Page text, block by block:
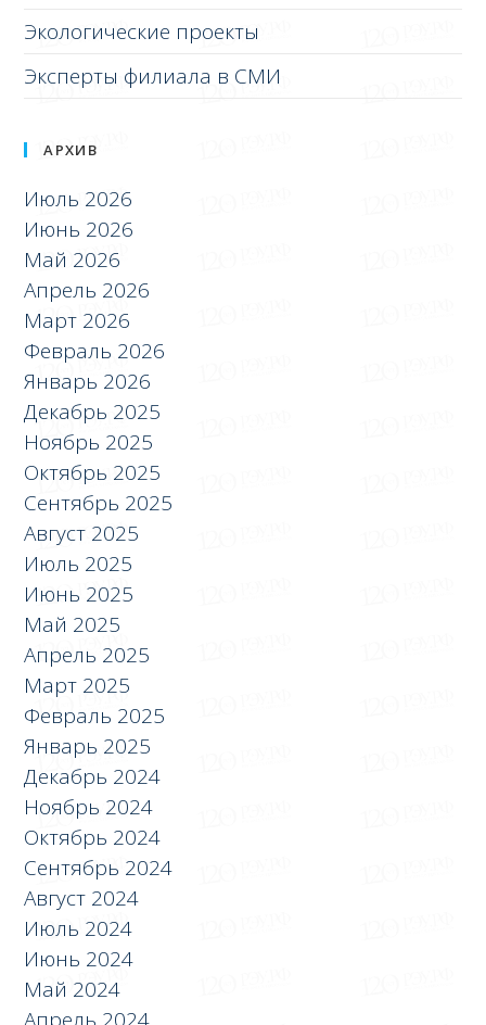
Экологические проекты
Эксперты филиала в СМИ
АРХИВ
Июль 2026
Июнь 2026
Май 2026
Апрель 2026
Март 2026
Февраль 2026
Январь 2026
Декабрь 2025
Ноябрь 2025
Октябрь 2025
Сентябрь 2025
Август 2025
Июль 2025
Июнь 2025
Май 2025
Апрель 2025
Март 2025
Февраль 2025
Январь 2025
Декабрь 2024
Ноябрь 2024
Октябрь 2024
Сентябрь 2024
Август 2024
Июль 2024
Июнь 2024
Май 2024
Апрель 2024